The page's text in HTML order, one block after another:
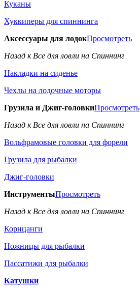
Куканы
Хуккиперы для спиннинга
Аксессуары для лодокПросмотреть
Назад к Все для ловли на Спиннинг
Накладки на сиденье
Чехлы на лодочные моторы
Грузила и Джиг-головкиПросмотреть
Назад к Все для ловли на Спиннинг
Вольфрамовые головки для форели
Грузила для рыбалки
Джиг-головки
ИнструментыПросмотреть
Назад к Все для ловли на Спиннинг
Корнцанги
Ножницы для рыбалки
Пассатижи для рыбалки
Катушки